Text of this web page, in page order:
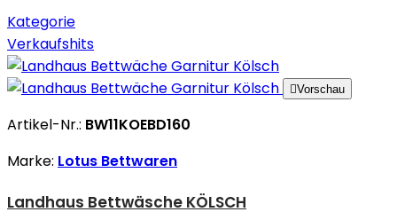
Kategorie
Verkaufshits
Vorschau
Artikel-Nr.: BW11KOEBD160
Marke: Lotus Bettwaren
Landhaus Bettwäsche KÖLSCH